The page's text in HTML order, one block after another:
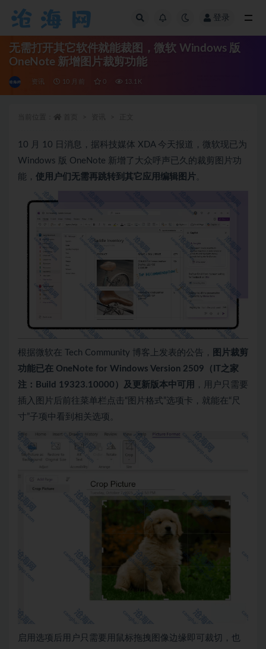
登录
无需打开其它软件就能裁图，微软 Windows 版
OneNote 新增图片裁剪功能
资讯 10 月前 0 13.1K
10 月 10 日消息，据科技媒体 XDA 今天报道，微软现已为
Windows 版 OneNote 新增了大众呼声已久的裁剪图片功
能， 使用户们无需再跳转到其它应用编辑图片
根据微软在 Tech Community 博客上发表的公告，
图片裁剪
功能已在 OneNote for Windows Version 2509（IT之家
注：Build 19323.10000）及更新版本中可用
，用户只需要
插入图片后前往菜单栏点击“图片格式”选项卡，就能在“尺
寸”子项中看到相关选项。
启用选项后用户只需要用鼠标拖拽图像边缘即可裁切，也